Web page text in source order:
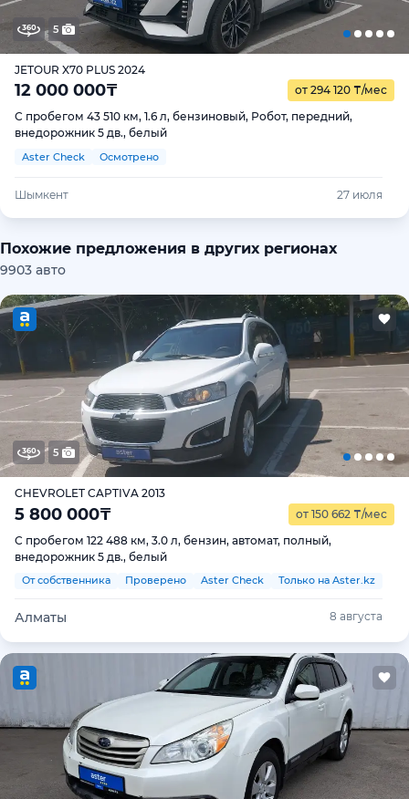
5
JETOUR X70 PLUS 2024
12 000 000₸ от 294 120 ₸/мес
С пробегом 43 510 км, 1.6 л, бензиновый, Робот, передний,
внедорожник 5 дв., белый
Aster Check Осмотрено
Шымкент 27 июля
Похожие предложения в других регионах
9903 авто
5
CHEVROLET CAPTIVA 2013
5 800 000₸ от 150 662 ₸/мес
С пробегом 122 488 км, 3.0 л, бензин, автомат, полный,
внедорожник 5 дв., белый
От собственника Проверено Aster Check Только на Aster.kz
Алматы 8 августа